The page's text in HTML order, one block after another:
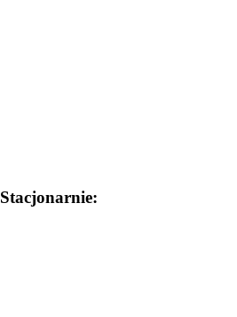
Stacjonarnie: